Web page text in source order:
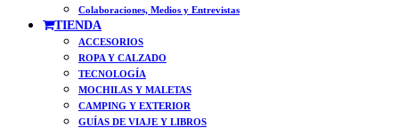
Colaboraciones, Medios y Entrevistas
TIENDA
ACCESORIOS
ROPA Y CALZADO
TECNOLOGÍA
MOCHILAS Y MALETAS
CAMPING Y EXTERIOR
GUÍAS DE VIAJE Y LIBROS